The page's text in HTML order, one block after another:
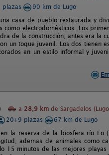
plazas
90 km de Lugo
casa de pueblo restaurada y
como electrodomésticos. Los
de la construcción, antes era
un toque juvenil. Los dos
en un estilo informal y
a 28,9 km de Sargadelos
20+9 plazas
67 km de Lugo
la reserva de la biosfera río
ademas de animales como
15 minutos de las mejores